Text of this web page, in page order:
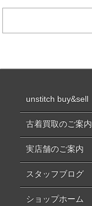
unstitch buy&sell
古着買取のご案内
実店舗のご案内
スタッフブログ
ショップホーム